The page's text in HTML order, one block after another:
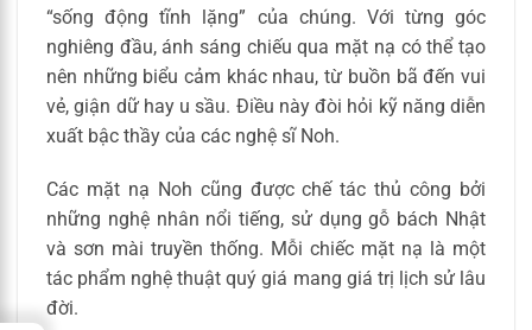
“sống động tĩnh lặng” của chúng. Với từng góc
nghiêng đầu, ánh sáng chiếu qua mặt nạ có thể tạo
nên những biểu cảm khác nhau, từ buồn bã đến vui
vẻ, giận dữ hay u sầu. Điều này đòi hỏi kỹ năng diễn
xuất bậc thầy của các nghệ sĩ Noh.
Các mặt nạ Noh cũng được chế tác thủ công bởi
những nghệ nhân nổi tiếng, sử dụng gỗ bách Nhật
và sơn mài truyền thống. Mỗi chiếc mặt nạ là một
tác phẩm nghệ thuật quý giá mang giá trị lịch sử lâu
đời.